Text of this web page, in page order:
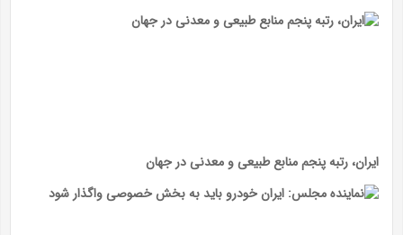
ایران، رتبه پنجم منابع طبیعی و معدنی در جهان